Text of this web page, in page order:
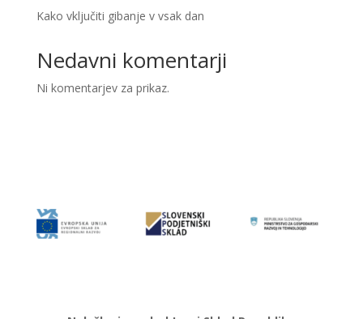
Kako vključiti gibanje v vsak dan
Nedavni komentarji
Ni komentarjev za prikaz.